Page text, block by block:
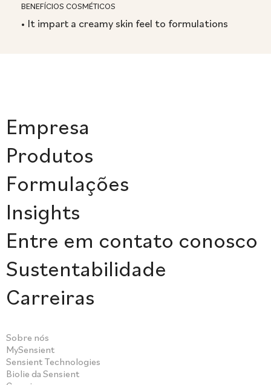
BENEFÍCIOS COSMÉTICOS
• It impart a creamy skin feel to formulations
Empresa
Produtos
Formulações
Insights
Entre em contato conosco
Sustentabilidade
Carreiras
Sobre nós
MySensient
Sensient Technologies
Biolie da Sensient